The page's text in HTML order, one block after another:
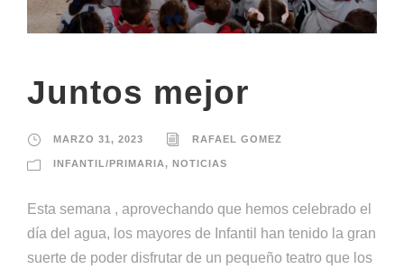
Juntos mejor
MARZO 31, 2023 RAFAEL GOMEZ
INFANTIL/PRIMARIA, NOTICIAS
Esta semana , aprovechando que hemos celebrado el
día del agua, los mayores de Infantil han tenido la gran
suerte de poder disfrutar de un pequeño teatro que los